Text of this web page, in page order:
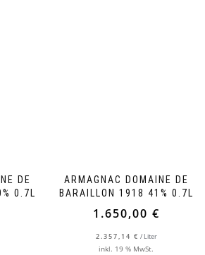
DE
0.7L
ARMAGNAC DOMAINE DE
BARAILLON 1918 41% 0.7L
1.650,00 €
2.357,14 € / Liter
inkl. 19 % MwSt.